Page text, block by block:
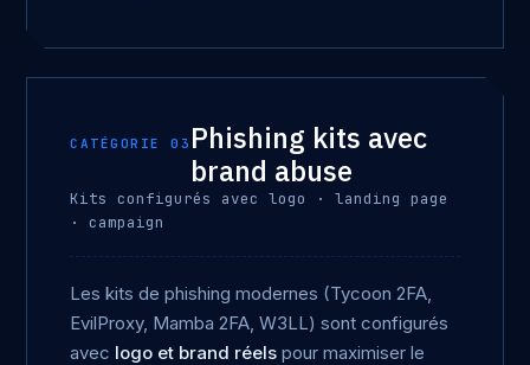
CATÉGORIE 03 Phishing kits avec
brand abuse
Kits configurés avec logo · landing page
· campaign
Les kits de phishing modernes (Tycoon 2FA,
EvilProxy, Mamba 2FA, W3LL) sont configurés
avec logo et brand réels pour maximiser le